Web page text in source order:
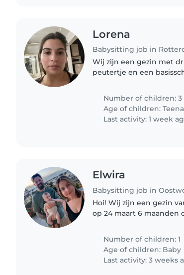
Lorena
Babysitting job in
Wij zijn een gezin met
peutertje en een
comfortabel is..
Number of children: 3
Age of children:
Last activity: 1 week
Elwira
Babysitting job in
Hoi! Wij zijn een gezin
op 24 maart 6 maanden
zorg voor Jovi..
Number of children: 1
Age of children: Baby
Last activity: 3 weeks